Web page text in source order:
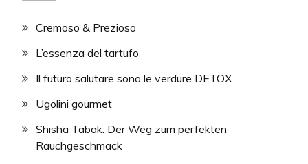
Cremoso & Prezioso
L’essenza del tartufo
Il futuro salutare sono le verdure DETOX
Ugolini gourmet
Shisha Tabak: Der Weg zum perfekten
Rauchgeschmack